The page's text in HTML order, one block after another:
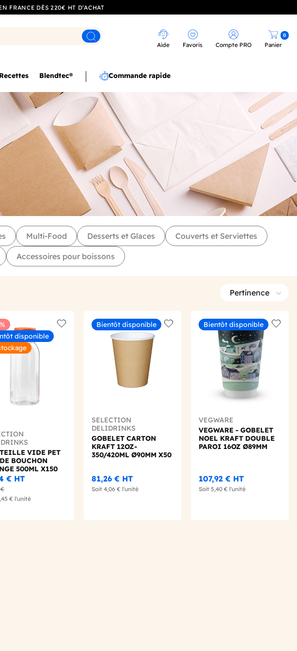
FRANCE DÈS 220€ HT D’ACHAT
Rechercher
Aide Favoris Compte PRO Panier
0
Recettes Blendtec® Commande rapide
Multi-Food Desserts et Glaces Couverts et Serviettes
Accessoires pour boissons
Pertinence
disponible
Add to wishlist
VIDE PET
BOUCHON
500ML X150
€ HT
€ l'unité
Bientôt disponible
Add to wishlist
SELECTION
DELIDRINKS
GOBELET CARTON
KRAFT 12OZ-
350/420ML Ø90MM X50
81,26 € HT
Soit 4,06 € l'unité
Bientôt disponible
VEGWARE
VEGWARE - GOBELET
NOEL KRAFT DOUBLE
PAROI 16OZ Ø89MM
107,92 € HT
Soit5,40 € l'unité